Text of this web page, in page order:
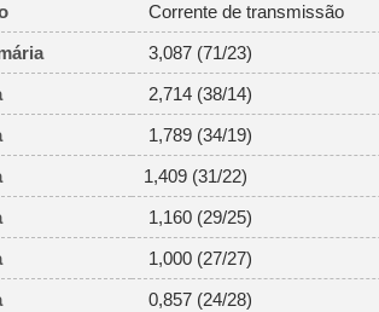
Corrente de transmissão
3,087 (71/23)
2,714 (38/14)
1,789 (34/19)
1,409 (31/22)
1,160 (29/25)
1,000 (27/27)
0,857 (24/28)